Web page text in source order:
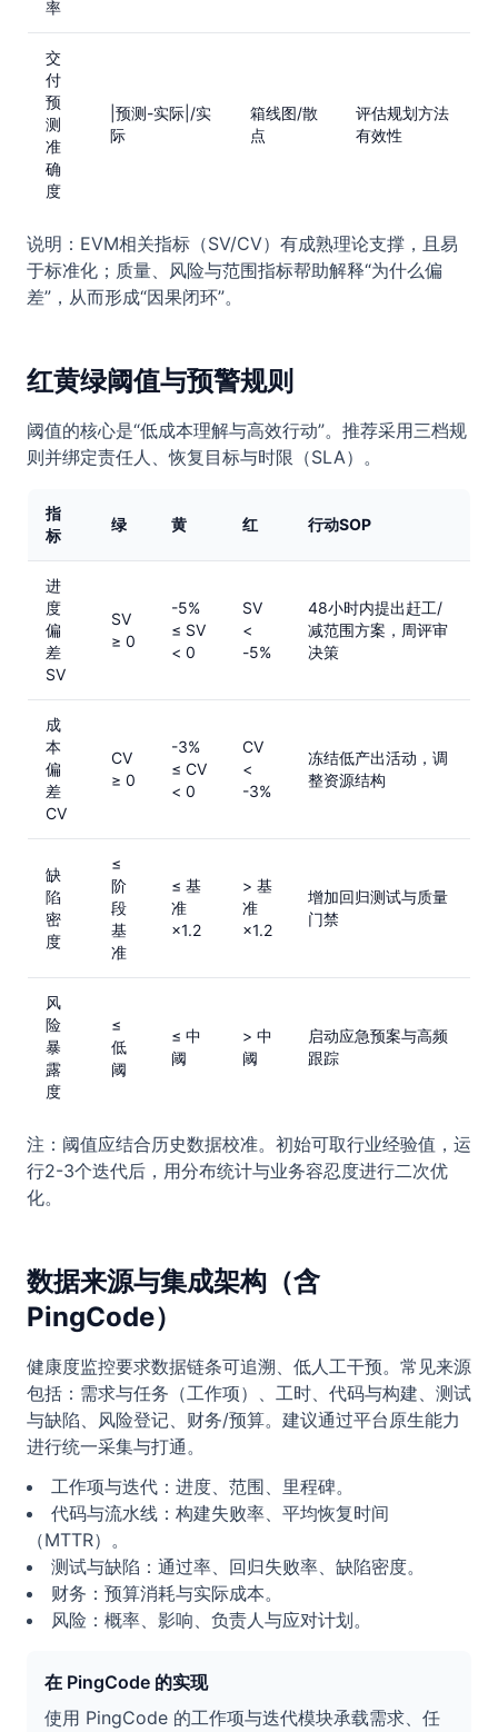
率
交
付
预
测
准
确
度
|预测-实际|/实
际
箱线图/散
点
评估规划方法
有效性
说明：EVM相关指标（SV/CV）有成熟理论支撑，且易
于标准化；质量、风险与范围指标帮助解释“为什么偏
差”，从而形成“因果闭环”。
红黄绿阈值与预警规则
阈值的核心是“低成本理解与高效行动”。推荐采用三档规
则并绑定责任人、恢复目标与时限（SLA）。
指
标
绿 黄 红 行动SOP
进
度
偏
差
SV
SV
≥ 0
-5%
≤ SV
< 0
SV
<
-5%
48小时内提出赶工/
减范围方案，周评审
决策
成
本
偏
差
CV
CV
≥ 0
-3%
≤ CV
< 0
CV
<
-3%
冻结低产出活动，调
整资源结构
缺
陷
密
度
≤
阶
段
基
准
≤ 基
准
×1.2
> 基
准
×1.2
增加回归测试与质量
门禁
风
险
暴
露
度
≤
低
阈
≤ 中
阈
> 中
阈
启动应急预案与高频
跟踪
注：阈值应结合历史数据校准。初始可取行业经验值，运
行2-3个迭代后，用分布统计与业务容忍度进行二次优
化。
数据来源与集成架构（含
PingCode）
健康度监控要求数据链条可追溯、低人工干预。常见来源
包括：需求与任务（工作项）、工时、代码与构建、测试
与缺陷、风险登记、财务/预算。建议通过平台原生能力
进行统一采集与打通。
工作项与迭代：进度、范围、里程碑。
代码与流水线：构建失败率、平均恢复时间
（MTTR）。
测试与缺陷：通过率、回归失败率、缺陷密度。
财务：预算消耗与实际成本。
风险：概率、影响、负责人与应对计划。
在 PingCode 的实现
使用 PingCode 的工作项与迭代模块承载需求、任